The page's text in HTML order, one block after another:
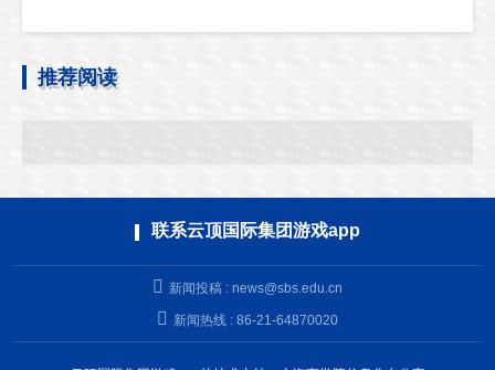
推荐阅读
联系云顶国际集团游戏app
新闻投稿 : news@sbs.edu.cn
新闻热线 : 86-21-64870020